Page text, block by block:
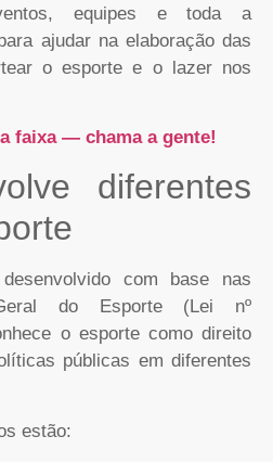
equipes e toda a
ajudar na elaboração das
o esporte e o lazer nos
faixa — chama a gente!
diferentes
com base nas
do Esporte (Lei nº
o esporte como direito
públicas em diferentes
estão: